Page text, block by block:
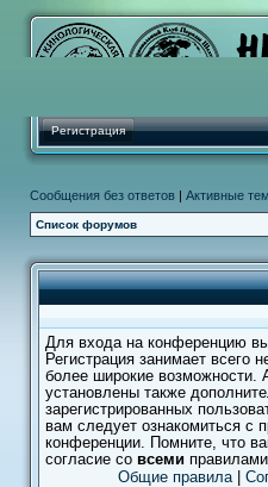
Регистрация
Сообщения без ответов | Активные
Список форумов
Для входа на конференцию
Регистрация занимает всего
более широкие возможности.
установлены также
зарегистрированных
вам следует ознакомиться с
конференции. Помните, что
согласие со всеми
Общие правила|